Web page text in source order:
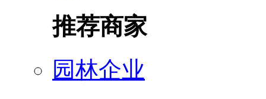
推荐商家
园林企业